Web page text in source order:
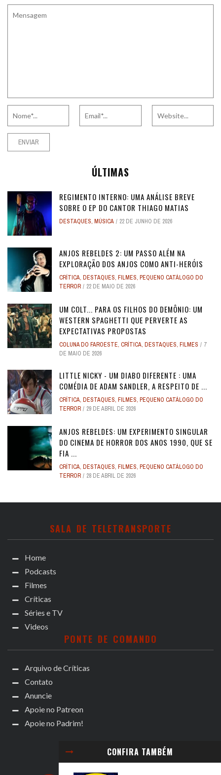
CONFIRA TAMBÉM
ÚLTIMAS
REGIMENTO INTERNO: UMA ANÁLISE BREVE
SOBRE O EP DO CANTOR THIAGO MATIAS
DESTAQUES, MÚSICA 22 DE JUNHO DE 2026
ANJOS REBELDES 2: UM PASSO ALÉM NA
EXPLORAÇÃO DOS ANJOS COMO ANTI-HERÓIS
CRÍTICA, DESTAQUES, FILMES, PEQUENO CATÁLOGO DO
TERROR
22 DE MAIO DE 2026
UM COLT... PARA OS FILHOS DO DEMÔNIO: UM
WESTERN SPAGHETTI QUE PERVERTE AS
EXPECTATIVAS PROPOSTAS
COLUNA DO FAROESTE, CRÍTICA, DESTAQUES, FILMES
7
DE MAIO DE 2026
LITTLE NICKY - UM DIABO DIFERENTE : UMA
COMÉDIA DE ADAM SANDLER, A RESPEITO DE ...
CRÍTICA, DESTAQUES, FILMES, PEQUENO CATÁLOGO DO
TERROR
29 DE ABRIL DE 2026
ANJOS REBELDES: UM EXPERIMENTO SINGULAR
DO CINEMA DE HORROR DOS ANOS 1990, QUE SE
FIA ...
CRÍTICA, DESTAQUES, FILMES, PEQUENO CATÁLOGO DO
TERROR
28 DE ABRIL DE 2026
SALA DE TELETRANSPORTE
Home
Podcasts
Filmes
Críticas
Séries e TV
Videos
PONTE DE COMANDO
Arquivo de Críticas
Contato
Anuncie
Apoie no Patreon
Apoie no Padrim!